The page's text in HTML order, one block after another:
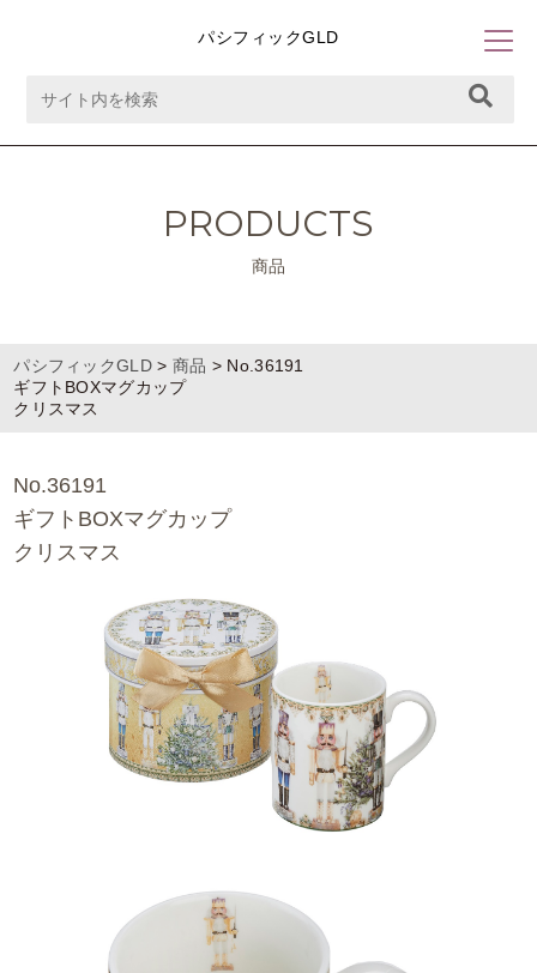
パシフィックGLD
PRODUCTS
商品
パシフィックGLD> 商品 > No.36191
ギフトBOXマグカップ
クリスマス
No.36191
ギフトBOXマグカップ
クリスマス